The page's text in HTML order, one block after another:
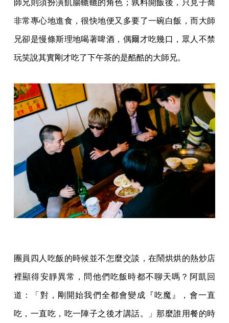
師兄則須扮演飢腸轆轆的角色；孰料開飯後，只見子喬
非常專心地進食，很快地便又多要了一碗白飯，而大師
兄卻是慢條斯理地喝著啤酒，偶爾才吃幾口，眾人不禁
玩笑說其實剛才吃了下午茶的是酷酷的大師兄。
團員四人吃飯的時候並不怎麼交談，在鬧烘烘的熱炒店
裡顯得安靜異常，問他們吃飯時都不聊天嗎？阿凱回
道：「對，剛開始我們全都會變成『吃魔』，會一直
吃，一直吃，吃一陣子之後才講話。」那麼誰用餐的時